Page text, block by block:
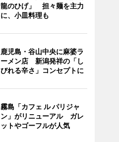
龍のひげ」 担々麺を主力
に、小皿料理も
鹿児島・谷山中央に麻婆ラ
ーメン店 新潟発祥の「し
びれる辛さ」コンセプトに
霧島「カフェ ル パリジャ
ン」がリニューアル ガレ
ットやゴーフルが人気